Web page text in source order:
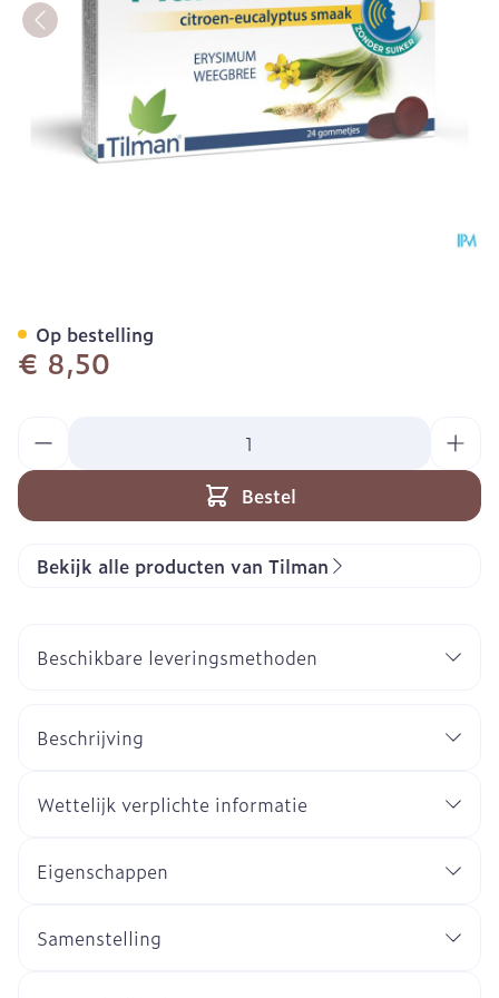
€ 8,50
Bestel
Op bestelling
Bekijk alle producten van Tilman
Beschikbare leveringsmethoden
Beschrijving
Wettelijk verplichte informatie
Eigenschappen
Samenstelling